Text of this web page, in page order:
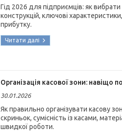
Гід 2026 для підприємців: як
конструкцій, ключові
прибутку.
Організація касової зони: навіщо
30.01.2026
Як правильно організувати касову
скриньок, сумісність із касами,
швидкої роботи.